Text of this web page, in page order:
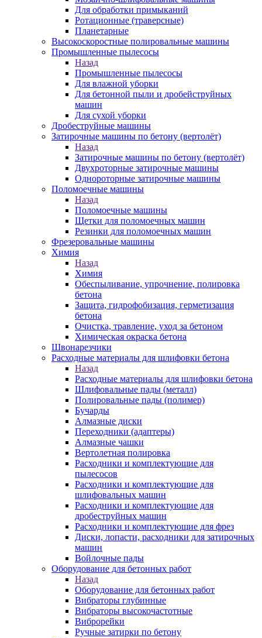
Для обработки примыканий
Ротационные (траверсные)
Планетарные
Высокоскоростные полировальные машины
Промышленные пылесосы
Назад
Промышленные пылесосы
Для влажной уборки
Для бетонной пыли и дробейструйных
машин
Для сухой уборки
Дробеструйные машины
Затирочные машины по бетону (вертолёт)
Назад
Затирочные машины по бетону (вертолёт)
Двухроторные затирочные машины
Однороторные затирочные машины
Поломоечные машины
Назад
Поломоечные машины
Щетки для поломоечных машин
Резинки для поломоечных машин
Фрезеровальные машины
Химия
Назад
Химия
Обеспыливание, упрочнение, полировка
бетона
Защита, гидрофобизация, герметизация
бетона
Очистка, травление, уход за бетоном
Химическая окраска бетона
Швонарезчики
Расходные материалы для шлифовки бетона
Назад
Расходные материалы для шлифовки бетона
Шлифовальные пады (металл)
Полировальные пады (полимер)
Бучарды
Алмазные диски
Переходники (адаптеры)
Алмазные чашки
Вертолетная полировка
Расходники и комплектующие для
пылесосов
Расходники и комплектующие для
шлифовальных машин
Расходники и комплектующие для
дробеструйных машин
Расходники и комплектующие для фрез
Диски, лопасти, расходники для затирочных
машин
Войлочные пады
Оборудование для бетонных работ
Назад
Оборудование для бетонных работ
Вибраторы глубинные
Вибраторы высокочастотные
Виброрейки
Ручные затирки по бетону